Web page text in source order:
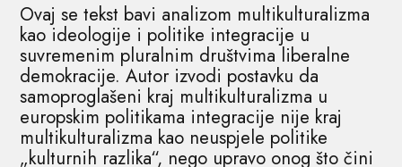
Ovaj se tekst bavi analizom multikulturalizma
kao ideologije i politike integracije u
suvremenim pluralnim društvima liberalne
demokracije. Autor izvodi postavku da
samoproglašeni kraj multikulturalizma u
europskim politikama integracije nije kraj
multikulturalizma kao neuspjele politike
„kulturnih razlika“, nego upravo onog što čini